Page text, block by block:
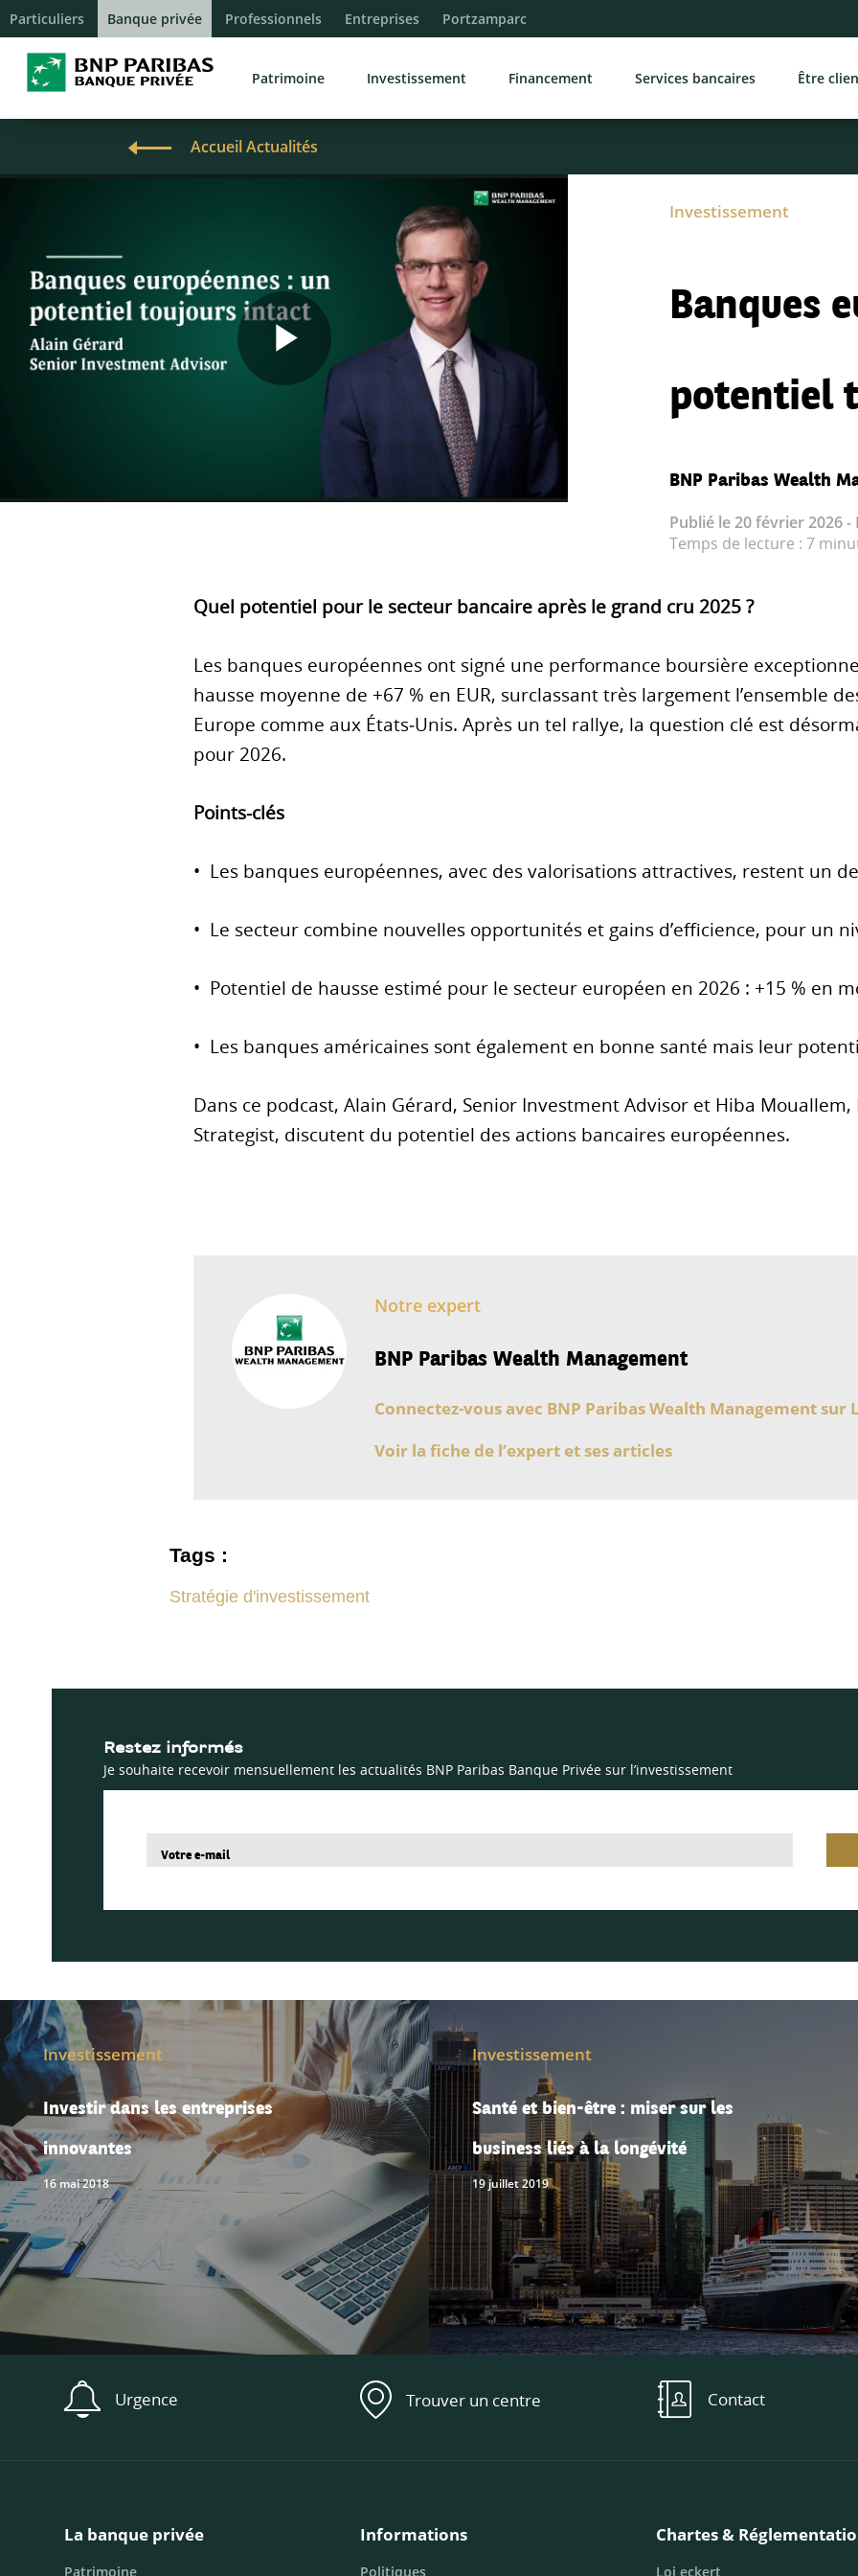
Particuliers Banque privée Professionnels Entreprises Portzamparc
Patrimoine Investissement Financement Services bancaires Être
Accueil Actualités
Investissement
Banques
potentiel
BNP Paribas Wealth
Publié le 20 février 2026
Temps de lecture : 7
Quel potentiel pour le secteur bancaire après le grand cru 2025 ?
Les banques européennes ont signé une performance boursière
hausse moyenne de +67 % en EUR, surclassant très largement l’ensemble
Europe comme aux États‑Unis. Après un tel rallye, la question clé est
pour 2026.
Points-clés
• Les banques européennes, avec des valorisations attractives, restent un
• Le secteur combine nouvelles opportunités et gains d’efficience, pour un
• Potentiel de hausse estimé pour le secteur européen en 2026 : +15 % en
• Les banques américaines sont également en bonne santé mais leur
Dans ce podcast, Alain Gérard, Senior Investment Advisor et Hiba
Strategist, discutent du potentiel des actions bancaires européennes.
Notre expert
BNP Paribas Wealth Management
Connectez-vous avec BNP Paribas Wealth Management sur
Voir la fiche de l’expert et ses articles
Tags :
Stratégie d'investissement
Restez informés
Je souhaite recevoir mensuellement les actualités BNP Paribas Banque Privée sur l’investissement
Investissement
Investir dans les entreprises
innovantes
16 mai 2018
Investissement
Santé et bien-être : miser sur les
business liés à la longévité
19 juillet 2019
Urgence Trouver un centre Contact
La banque privée
Patrimoine
Informations
Politiques
Chartes &
Loi eckert